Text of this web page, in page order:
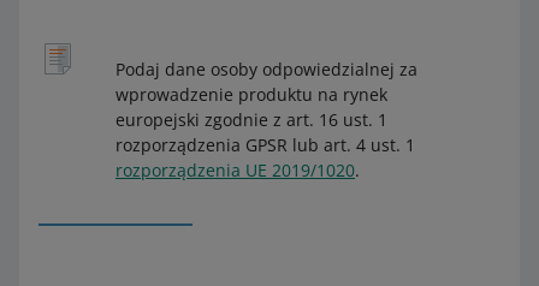
Podaj dane osoby odpowiedzialnej za
wprowadzenie produktu na rynek
europejski zgodnie z art. 16 ust. 1
rozporządzenia GPSR lub art. 4 ust. 1
rozporządzenia UE 2019/1020.